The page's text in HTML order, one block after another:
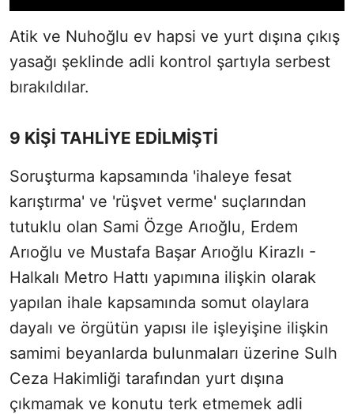
Atik ve Nuhoğlu ev hapsi ve yurt dışına çıkış
yasağı şeklinde adli kontrol şartıyla serbest
bırakıldılar.
9 KİŞİ TAHLİYE EDİLMİŞTİ
Soruşturma kapsamında 'ihaleye fesat
karıştırma' ve 'rüşvet verme' suçlarından
tutuklu olan Sami Özge Arıoğlu, Erdem
Arıoğlu ve Mustafa Başar Arıoğlu Kirazlı -
Halkalı Metro Hattı yapımına ilişkin olarak
yapılan ihale kapsamında somut olaylara
dayalı ve örgütün yapısı ile işleyişine ilişkin
samimi beyanlarda bulunmaları üzerine Sulh
Ceza Hakimliği tarafından yurt dışına
çıkmamak ve konutu terk etmemek adli